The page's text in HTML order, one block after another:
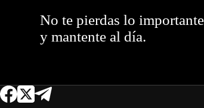
No te pierdas lo
y mantente al día.